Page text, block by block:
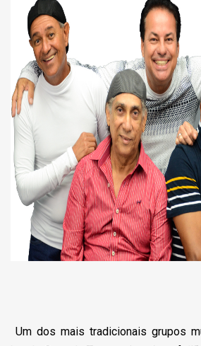
Um dos mais tradicionais grupos